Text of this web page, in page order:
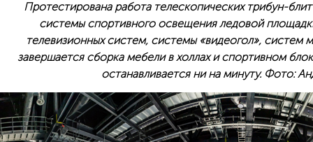
Протестирована работа телескопических трибун-
системы спортивного освещения ледовой
телевизионных систем, системы «видеогол», систем
завершается сборка мебели в холлах и спортивном
останавливается ни на минуту. Фото: